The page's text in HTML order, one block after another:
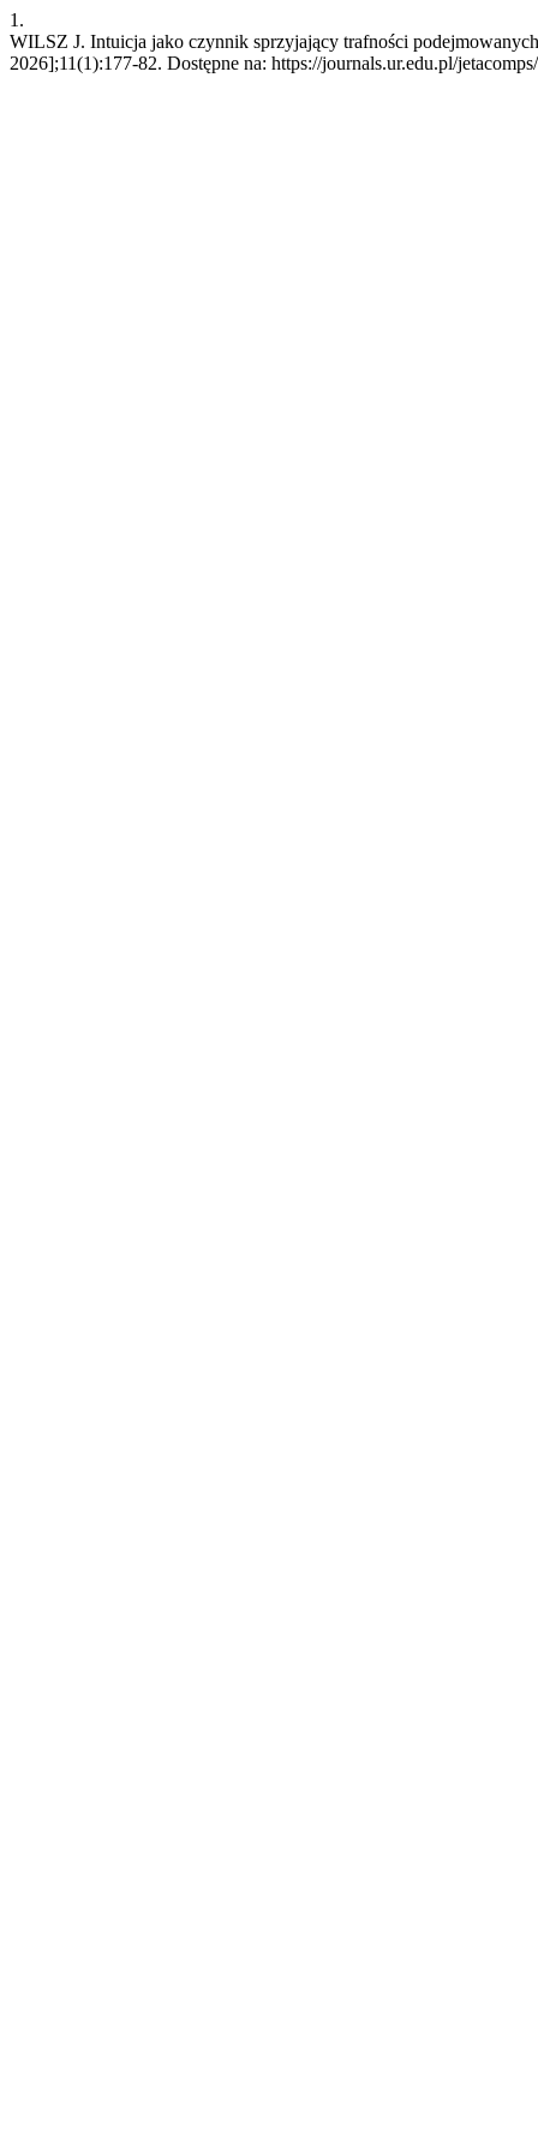
1.
WILSZ J. Intuicja jako czynnik sprzyjający trafności
2026];11(1):177-82. Dostępne na: https://journals.ur.edu.pl/